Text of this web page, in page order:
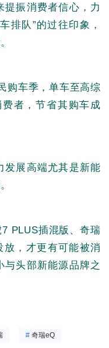
振消费者信心，力
排队”的过往印象，
购车季，单车至高综
者，节省其购车成
发展高端尤其是新能
PLUS插混版、奇瑞
，才更有可能被消
与头部新能源品牌之
# 奇瑞eQ